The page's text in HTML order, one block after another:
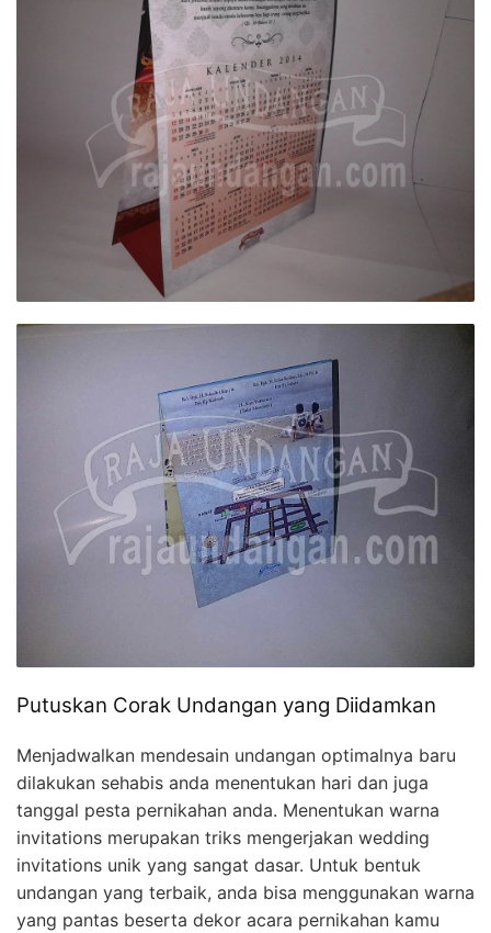
Putuskan Corak Undangan yang Diidamkan
Menjadwalkan mendesain undangan optimalnya baru
dilakukan sehabis anda menentukan hari dan juga
tanggal pesta pernikahan anda. Menentukan warna
invitations merupakan triks mengerjakan wedding
invitations unik yang sangat dasar. Untuk bentuk
undangan yang terbaik, anda bisa menggunakan warna
yang pantas beserta dekor acara pernikahan kamu